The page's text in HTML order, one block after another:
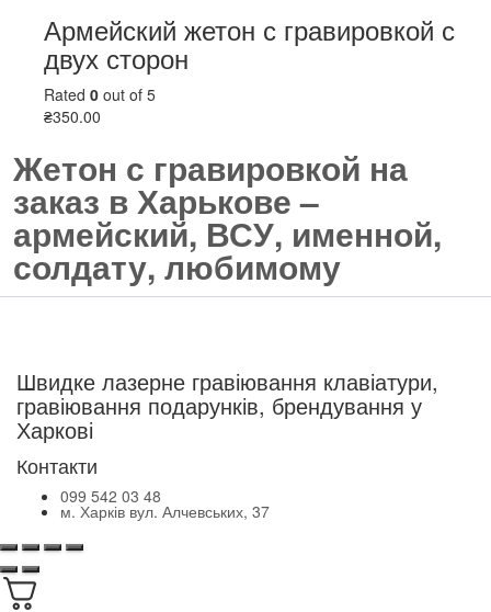
Армейский жетон с гравировкой с
двух сторон
Rated 0 out of 5
₴350.00
Жетон с гравировкой на
заказ в Харькове –
армейский, ВСУ, именной,
солдату, любимому
Швидке лазерне гравіювання клавіатури,
гравіювання подарунків, брендування у
Харкові
Контакти
099 542 03 48
м. Харків вул. Алчевських, 37